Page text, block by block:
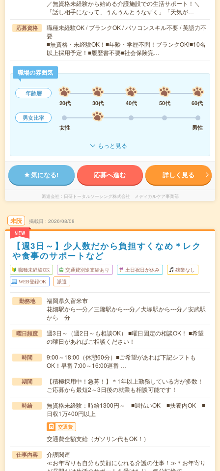
／無資格未経験から始める介護施設での生活サポート！＼
「話し相手になって、うんうんとうなずく」「天気が…
応募資格
職種未経験OK / ブランクOK / パソコンスキル不要 / 英語力不
要
■無資格・未経験OK！■年齢・学歴不問！ブランクOK!■10名
以上採用予定！■履歴書不要■社会保険完…
職場の雰囲気
年齢層
20代
30代 40代 50代
60代
男女比率
女性
男性
もっと見る
気になる! 応募へ進む 詳しく見る
派遣会社 日研トータルソーシング株式会社 メディカルケア事業部
未読
NEW
掲載日 2026/08/08
【週3日～】少人数だから負担すくなめ＊レク
や食事のサポートなど
職種未経験OK 交通費別途支給あり 土日祝日が休み 残業なし
WEB登録OK 派遣
勤務地
福岡県久留米市
花畑駅から---分／三潴駅から---分／犬塚駅から---分／安武駅
から---分
曜日頻度
週3日～（週2日～も相談OK） ■曜日固定の相談OK！ ■希望
の曜日があればご相談ください！
時間
9:00～18:00（休憩60分）■ご希望があれば下記シフトも
OK！早番 7:00～16:00遅番 …
期間
【積極採用中！急募！】＊1年以上勤務している方が多数！
ご応募から最短2～3日後の就業も相談可能です！
時給
無資格未経験：時給1300円～ ■週払いOK ■扶養内OK ■
日収1万400円以上
交通費
交通費全額支給（ガソリン代もOK！）
仕事内容
介護関連
≪お年寄りも自分も笑顔になれる介護の仕事！≫＊お年寄り